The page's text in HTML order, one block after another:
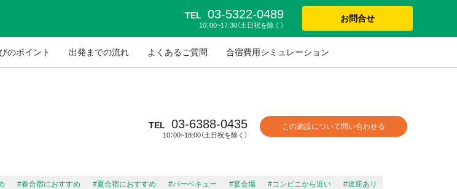
TEL 03-5322-0489
10：00~17:30（土日祝を除く）
お問合せ
のポイント 出発までの流れ よくあるご質問 合宿費用シミュレーション
#春合宿におすすめ #夏合宿におすすめ #バーベキュー #宴会場 #コンビニから近い
#送迎あり
TEL 03-6388-0435
10：00~18:00（土日祝を除く）
この施設について問い合わせる